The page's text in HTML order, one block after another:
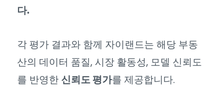
다.
각 평가 결과와 함께 자이랜드는 해당 부동
산의 데이터 품질, 시장 활동성, 모델 신뢰도
를 반영한 신뢰도 평가를 제공합니다.